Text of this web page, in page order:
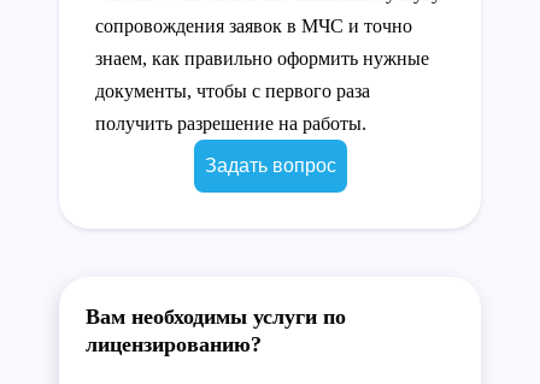
сопровождения заявок в МЧС и точно
знаем, как правильно оформить нужные
документы, чтобы с первого раза
получить разрешение на работы.
Задать вопрос
Вам необходимы услуги по
лицензированию?